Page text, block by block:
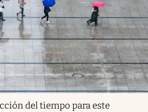
del tiempo para este